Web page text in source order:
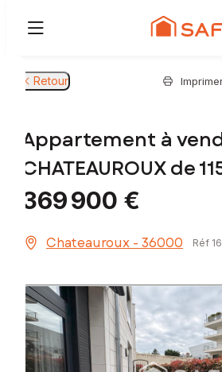
Retour
Appartement à
CHATEAUROUX de
369 900 €
Chateauroux - 36000 Réf